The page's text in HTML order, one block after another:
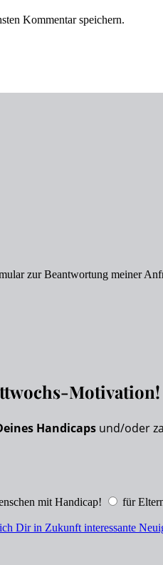
Kommentar speichern.
zur Beantwortung meiner
Motivation!
Handicaps und/oder
mit Handicap! für
Dir in Zukunft interessante